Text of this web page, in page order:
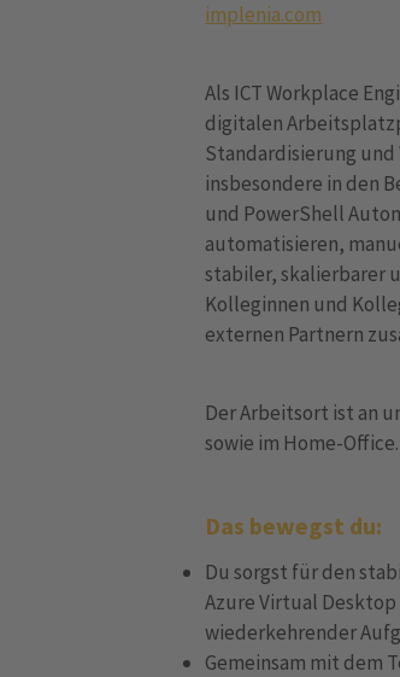
implenia.com
Als ICT Workplace
digitalen
Standardisierung
insbesondere in den
und PowerShell
automatisieren,
stabiler, skalierbarer
Kolleginnen und
externen Partnern
Der Arbeitsort ist an
sowie im Home-Office.
Das bewegst du:
Du sorgst für den
Azure Virtual
wiederkehrender
Gemeinsam mit dem